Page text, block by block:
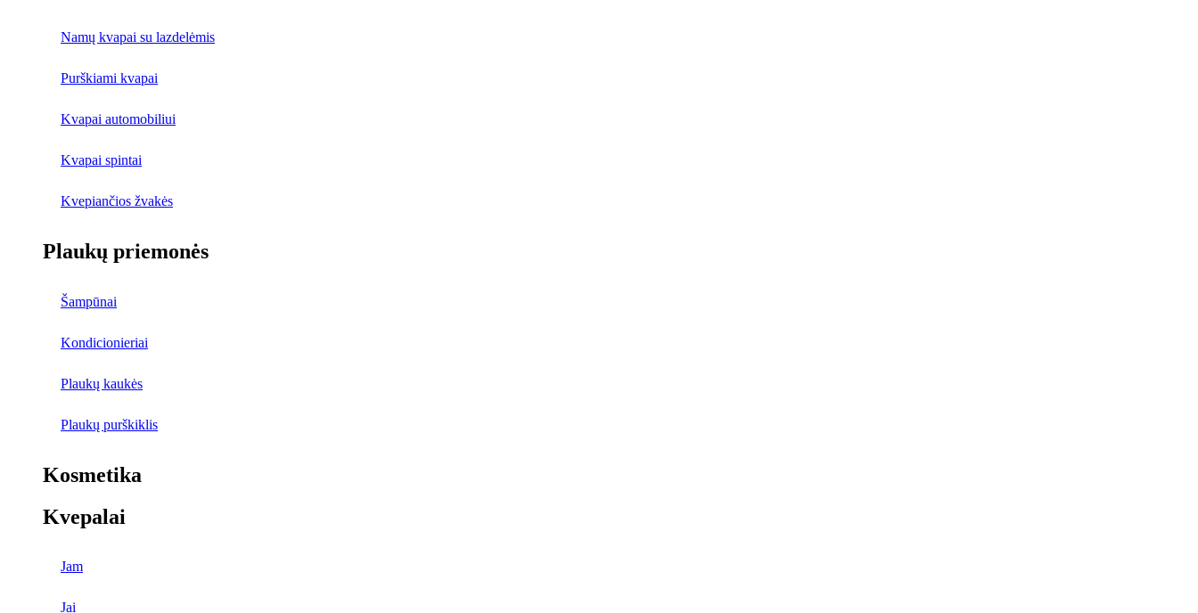
Namų kvapai su lazdelėmis
Purškiami kvapai
Kvapai automobiliui
Kvapai spintai
Kvepiančios žvakės
Plaukų priemonės
Šampūnai
Kondicionieriai
Plaukų kaukės
Plaukų purškiklis
Kosmetika
Kvepalai
Jam
Jai